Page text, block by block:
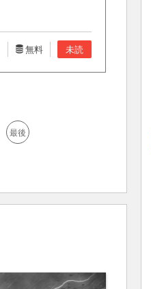
未読
無料
最後